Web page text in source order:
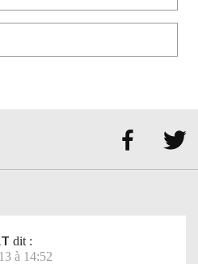
 
dit :
à 14:52